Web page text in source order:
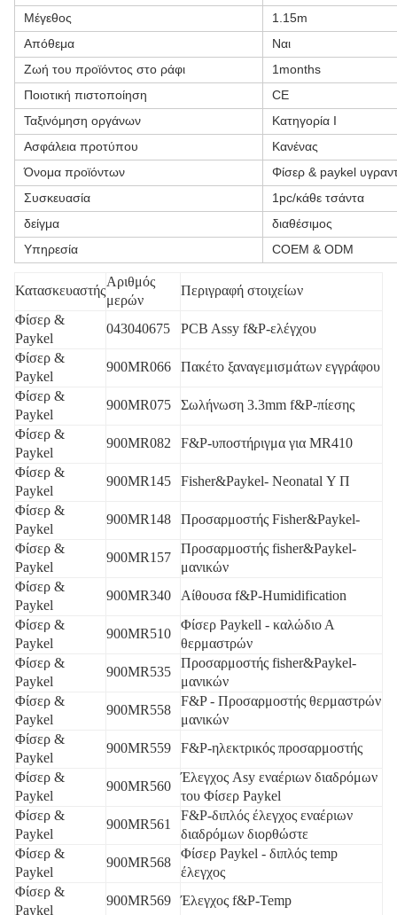
Μέγεθος
1.15m
Απόθεμα
Ναι
Ζωή του προϊόντος στο ράφι
1months
Ποιοτική πιστοποίηση
CE
Ταξινόμηση οργάνων
Κατηγορία Ι
Ασφάλεια προτύπου
Κανένας
Όνομα προϊόντων
Φίσερ & paykel
Συσκευασία
1pc/κάθε τσάντα
δείγμα
διαθέσιμος
Υπηρεσία
COEM & ODM
Κατασκευαστής
Αριθμός
μερών
Περιγραφή στοιχείων
Φίσερ &
Paykel
043040675
PCB Assy f&P-ελέγχου
Φίσερ &
Paykel
900MR066
Πακέτο ξαναγεμισμάτων εγγράφου
Φίσερ &
Paykel
900MR075
Σωλήνωση 3.3mm f&P-πίεσης
Φίσερ &
Paykel
900MR082
F&P-υποστήριγμα για MR410
Φίσερ &
Paykel
900MR145
Fisher&Paykel- Neonatal Υ Π
Φίσερ &
Paykel
900MR148
Προσαρμοστής Fisher&Paykel-
Φίσερ &
Paykel
900MR157
Προσαρμοστής fisher&Paykel-
μανικών
Φίσερ &
Paykel
900MR340
Αίθουσα f&P-Humidification
Φίσερ &
Paykel
900MR510
Φίσερ Paykell - καλώδιο Α
θερμαστρών
Φίσερ &
Paykel
900MR535
Προσαρμοστής fisher&Paykel-
μανικών
Φίσερ &
Paykel
900MR558
F&P - Προσαρμοστής θερμαστρών
μανικών
Φίσερ &
Paykel
900MR559
F&P-ηλεκτρικός προσαρμοστής
Φίσερ &
Paykel
900MR560
Έλεγχος Asy εναέριων διαδρόμων
του Φίσερ Paykel
Φίσερ &
Paykel
900MR561
F&P-διπλός έλεγχος εναέριων
διαδρόμων διορθώστε
Φίσερ &
Paykel
900MR568
Φίσερ Paykel - διπλός temp
έλεγχος
Φίσερ &
Paykel
900MR569 Έλεγχος f&P-Temp